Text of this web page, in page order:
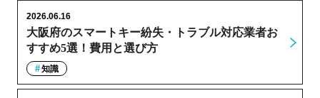
大阪府のスマートキー紛失・トラブル対応業者お
すすめ5選！費用と選び方
2026.06.16
知識